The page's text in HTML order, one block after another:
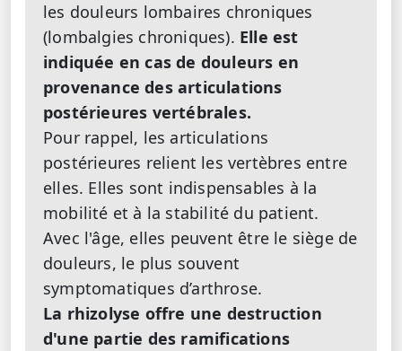
les douleurs lombaires chroniques
(lombalgies chroniques). Elle est
indiquée en cas de douleurs en
provenance des articulations
postérieures vertébrales.
Pour rappel, les articulations
postérieures relient les vertèbres entre
elles. Elles sont indispensables à la
mobilité et à la stabilité du patient.
Avec l'âge, elles peuvent être le siège de
douleurs, le plus souvent
symptomatiques d’arthrose.
La rhizolyse offre une destruction
d'une partie des ramifications